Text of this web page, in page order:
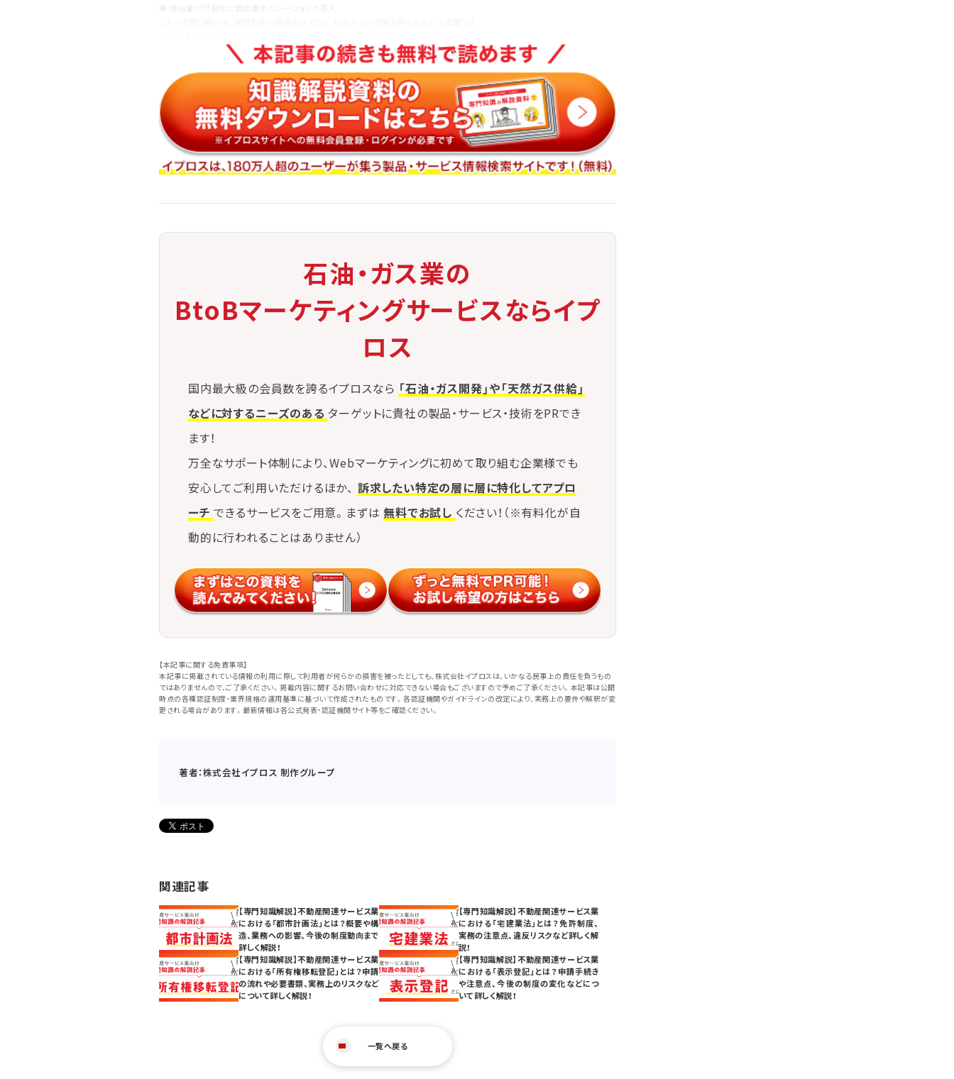
石油・ガス業の
BtoBマーケティングサービスならイプ
ロス
国内最大級の会員数を誇るイプロスなら 「石油・ガス開発」や「天然ガス供給」
などに対するニーズのあるターゲットに貴社の製品・サービス・技術をPRでき
ます！
万全なサポート体制により、Webマーケティングに初めて取り組む企業様でも
安心してご利用いただけるほか、 訴求したい特定の層に層に特化してアプロ
ーチできるサービスをご用意。まずは無料でお試し ください！（※有料化が自
動的に行われることはありません）
【本記事に関する免責事項】
本記事に掲載されている情報の利用に際して利用者が何らかの損害を被ったとしても、株式会社イプロスは、いかなる民事上の責任を負うもの
ではありませんので、ご了承ください。掲載内容に関するお問い合わせに対応できない場合もございますので予めご了承ください。本記事は公開
時点の各種認証制度・業界規格の運用基準に基づいて作成されたものです。各認証機関やガイドラインの改定により、実務上の要件や解釈が変
更される場合があります。最新情報は各公式発表・認証機関サイト等をご確認ください。
著者：株式会社イプロス 制作グループ
関連記事
【専門知識解説】不動産関連サービス業
における「都市計画法」とは？概要や構
造、業務への影響、今後の制度動向まで
詳しく解説！
【専門知識解説】不動産関連サービス業
における「宅建業法」とは？免許制度、
実務の注意点、違反リスクなど詳しく解
説！
【専門知識解説】不動産関連サービス業
における「所有権移転登記」とは？申請
の流れや必要書類、実務上のリスクなど
について詳しく解説！
【専門知識解説】不動産関連サービス業
における「表示登記」とは？申請手続き
や注意点、今後の制度の変化などにつ
いて詳しく解説！
一覧へ戻る